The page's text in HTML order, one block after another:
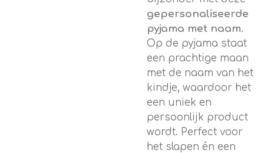
gepersonaliseerde
pyjama met naam.
Op de pyjama staat
een prachtige maan
met de naam van het
kindje, waardoor het
een uniek en
persoonlijk product
wordt. Perfect voor
het slapen én een